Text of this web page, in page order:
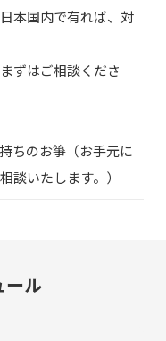
本国内で有れば、対
ずはご相談くださ
ちのお箏（お手元に
談いたします。）
ール